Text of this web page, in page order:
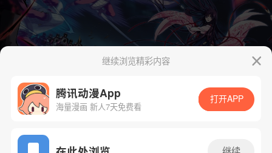
App免费看
继续浏览精彩内容
腾讯动漫App
海量漫画 新人7天免费看
打开APP